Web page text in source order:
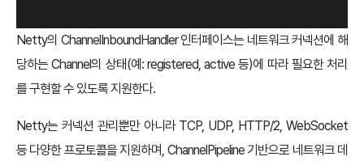
Netty의 ChannelInboundHandler 인터페이스는 네트워크 커넥션에 해
당하는 Channel의 상태(예: registered, active 등)에 따라 필요한 처리
를 구현할 수 있도록 지원한다.
Netty는 커넥션 관리뿐만 아니라 TCP, UDP, HTTP/2, WebSocket
등 다양한 프로토콜을 지원하며, ChannelPipeline 기반으로 네트워크 데